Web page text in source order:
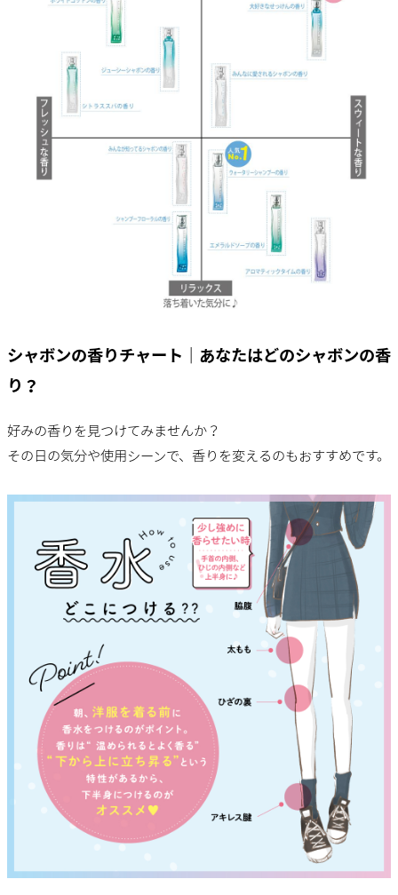
シャボンの香りチャート｜あなたはどのシャボンの香
り？
好みの香りを見つけてみませんか？
その日の気分や使用シーンで、香りを変えるのもおすすめです。